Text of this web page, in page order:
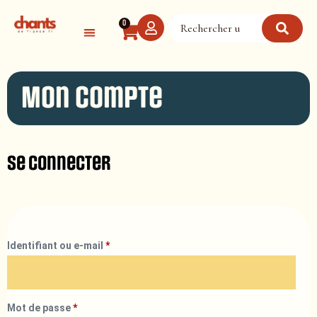
0
Mon compte
Se connecter
Identifiant ou e-mail *
Mot de passe*